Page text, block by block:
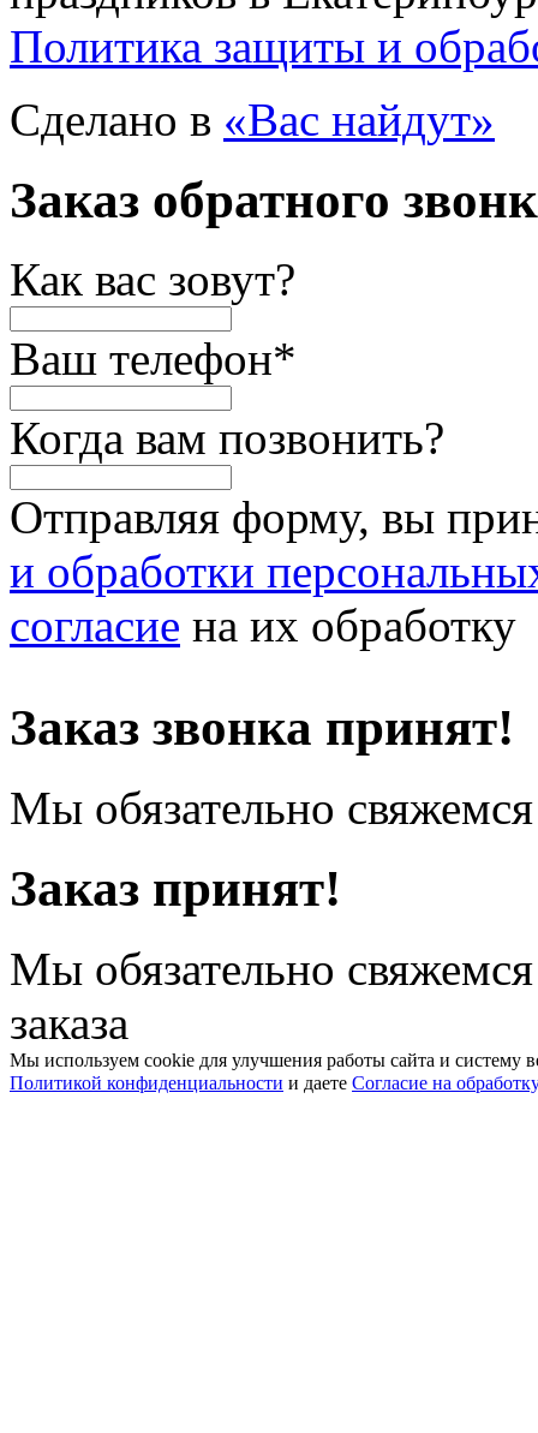
Политика защиты и
Сделано в «Вас найдут»
Заказ обратного
Как вас зовут?
Ваш телефон*
Когда вам позвонить?
Отправляя форму, вы
и обработки
согласие на их обработку
Заказ звонка принят!
Мы обязательно
Заказ принят!
Мы обязательно
заказа
Мы используем cookie для улучшения работы сайта и систему
Политикой конфиденциальности и даете Согласие на